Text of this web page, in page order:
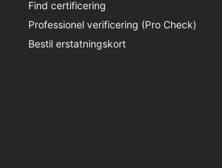
Find certificering
Professionel verificering (Pro Check)
Bestil erstatningskort